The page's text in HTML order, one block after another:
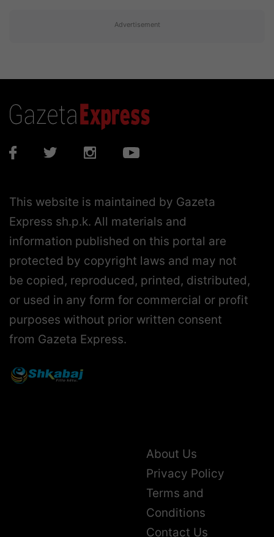
Advertisement
This website is maintained by Gazeta
Express sh.p.k. All materials and
information published on this portal are
protected by copyright laws and may not
be copied, reproduced, printed, distributed,
or used in any form for commercial or profit
purposes without prior written consent
from Gazeta Express.
About Us
Privacy Policy
Terms and
Conditions